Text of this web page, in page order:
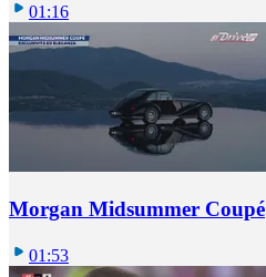
01:16
Morgan Midsummer Coupé
01:53